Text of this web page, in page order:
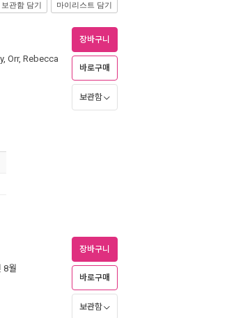
보관함 담기 마이리스트 담기
, Orr, Rebecca
장바구니
바로구매
보관함
8월
장바구니
바로구매
보관함